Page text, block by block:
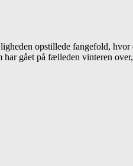
opstillede fangefold, hvor
har gået på fælleden vinteren